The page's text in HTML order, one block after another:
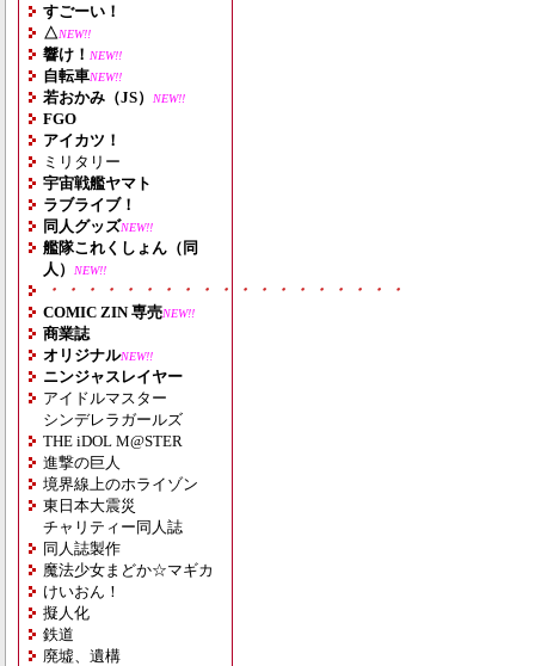
すごーい！
△NEW!!
響け！ NEW!!
自転車NEW!!
若おかみ（JS） NEW!!
FGO
アイカツ！
ミリタリー
宇宙戦艦ヤマト
ラブライブ！
同人グッズNEW!!
艦隊これくしょん（同
人）
NEW!!
・・・・・・・・・・・・・・・・・・・
COMIC ZIN 専売NEW!!
商業誌
オリジナルNEW!!
ニンジャスレイヤー
アイドルマスター
シンデレラガールズ
THE iDOL M@STER
進撃の巨人
境界線上のホライゾン
東日本大震災
チャリティー同人誌
同人誌製作
魔法少女まどか☆マギカ
けいおん！
擬人化
鉄道
廃墟、遺構